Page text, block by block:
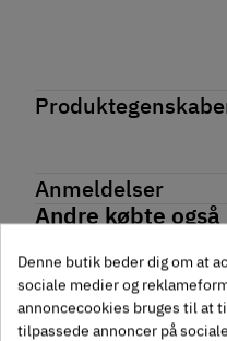
Produktinformation
Zinklegering
Anvendelse
Trælåger
Anmeldelser
Andre købte også
-50%
Denne butik beder dig om at
sociale medier og
annoncecookies bruges til at
tilpassede annoncer på